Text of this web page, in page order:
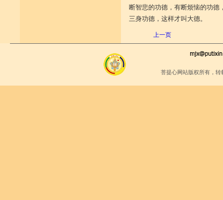
断智悲的功德，有断烦恼的功
三身功德，这样才叫大德。
上一页
菩提心网站版权所有，